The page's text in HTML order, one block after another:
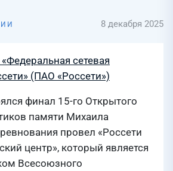
8 декабря 2025
сетевая
(ПАО «Россети»)
финал 15-го Открытого
памяти Михаила
провел «Россети
центр», который является
Всесоюзного